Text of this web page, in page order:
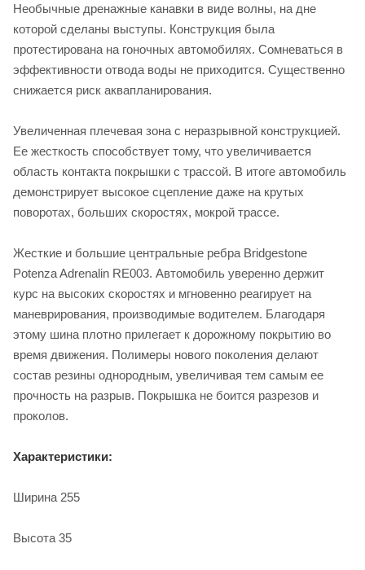
Необычные дренажные канавки в виде волны, на дне
которой сделаны выступы. Конструкция была
протестирована на гоночных автомобилях. Сомневаться в
эффективности отвода воды не приходится. Существенно
снижается риск аквапланирования.
Увеличенная плечевая зона с неразрывной конструкцией.
Ее жесткость способствует тому, что увеличивается
область контакта покрышки с трассой. В итоге автомобиль
демонстрирует высокое сцепление даже на крутых
поворотах, больших скоростях, мокрой трассе.
Жесткие и большие центральные ребра Bridgestone
Potenza Adrenalin RE003. Автомобиль уверенно держит
курс на высоких скоростях и мгновенно реагирует на
маневрирования, производимые водителем. Благодаря
этому шина плотно прилегает к дорожному покрытию во
время движения. Полимеры нового поколения делают
состав резины однородным, увеличивая тем самым ее
прочность на разрыв. Покрышка не боится разрезов и
проколов.
Характеристики:
Ширина 255
Высота 35